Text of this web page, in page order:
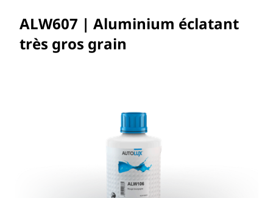
ALW607 | Aluminium éclatant
très gros grain